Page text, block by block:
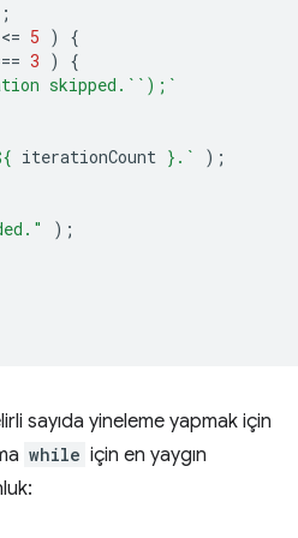
;
<= 5 )
{
3 )
{
skipped.``);`
iterationCount } .`
);
);
sayıda yineleme yapmak için
while için en yaygın